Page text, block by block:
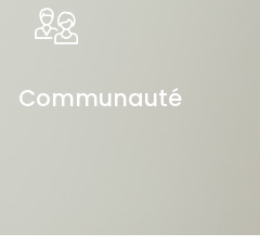
Communauté